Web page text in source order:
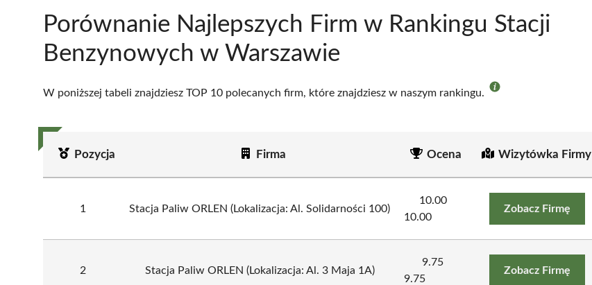
Porównanie Najlepszych Firm w Rankingu Stacji
Benzynowych w Warszawie
W poniższej tabeli znajdziesz TOP 10 polecanych firm, które znajdziesz w naszym rankingu.
Pozycja Firma Ocena Wizytówka Firmy
1 Stacja Paliw ORLEN (Lokalizacja: Al. Solidarności 100)
10.00
10.00
Zobacz Firmę
2 Stacja Paliw ORLEN (Lokalizacja: Al. 3 Maja 1A)
9.75
9.75
Zobacz Firmę